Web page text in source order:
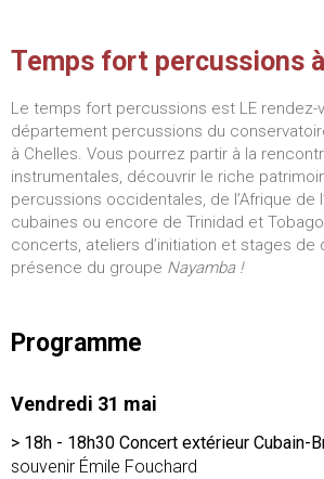
Temps fort percussions
Le temps fort percussions est LE rendez-
département percussions du
à Chelles. Vous pourrez partir à la
instrumentales, découvrir le riche
percussions occidentales, de l’Afrique de
cubaines ou encore de Trinidad et
concerts, ateliers d’initiation et stages de
présence du groupe Nayamba !
Programme
Vendredi 31 mai
> 18h - 18h30 Concert extérieur Cubain-
souvenir Émile Fouchard